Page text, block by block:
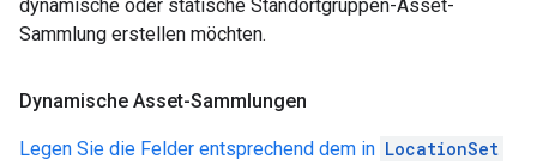
dynamische oder statische Standortgruppen-Asset-
Sammlung erstellen möchten.
Dynamische Asset-Sammlungen
Legen Sie die Felder entsprechend dem in LocationSet